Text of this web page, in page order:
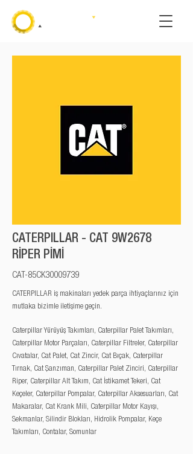
CATERPILLAR - CAT 9W2678
RİPER PİMİ
CAT-85CK30009739
CATERPILLAR iş makinaları yedek parça ihtiyaçlarınız için
mutlaka bizimle iletişime geçin.
Caterpillar Yürüyüş Takımları, Caterpillar Palet Takımları,
Caterpillar Motor Parçaları, Caterpillar Filtreler, Caterpillar
Cıvatalar, Cat Palet, Cat Zincir, Cat Bıçak, Caterpillar
Tırnak, Cat Şanzıman, Caterpillar Palet Zinciri, Caterpillar
Riper, Caterpillar Alt Takım, Cat İstikamet Tekeri, Cat
Keçeler, Caterpillar Pompalar, Caterpillar Aksesuarları, Cat
Makaralar, Cat Krank Mili, Caterpillar Motor Kayışı,
Sekmanlar, Silindir Blokları, Hidrolik Pompalar, Keçe
Takımları, Contalar, Somunlar